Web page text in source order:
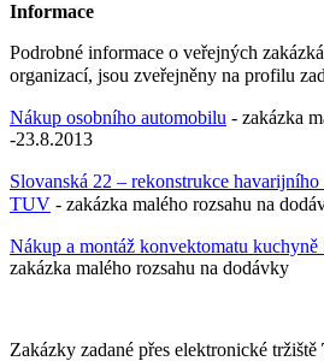
Informace
Podrobné informace o veřejných
organizací, jsou zveřejněny na profilu
Nákup osobního automobilu - zakázka
-23.8.2013
Slovanská 22 – rekonstrukce
TUV - zakázka malého rozsahu na
Nákup a montáž konvektomatu
zakázka malého rozsahu na dodávky
Zakázky zadané přes elektronické tržiště